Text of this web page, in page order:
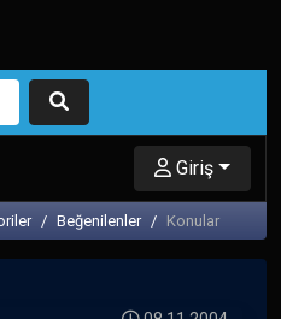
Giriş
Beğenilenler Konular